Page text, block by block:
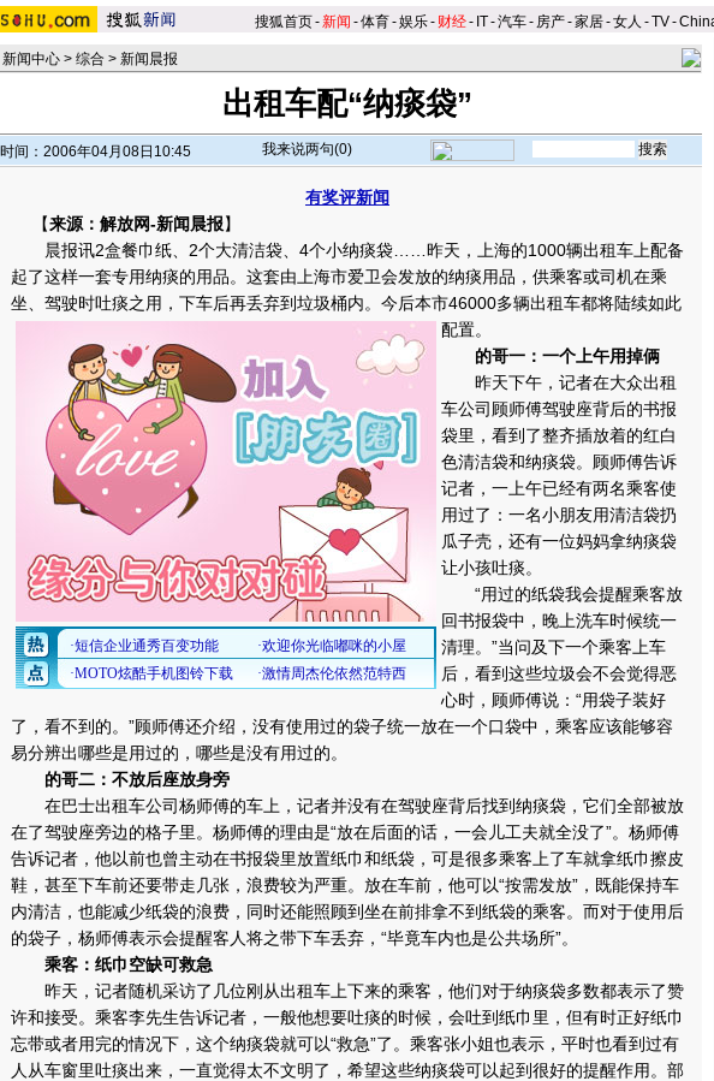
搜狐首页-新闻 -体育-娱乐- 财经- IT-汽车- 房产-家居-女人 -TV-
新闻中心 > 综合 > 新闻晨报
出租车配“纳痰袋”
时间：2006年04月08日10:45 我来说两句(0)
有奖评新闻
【来源：解放网-新闻晨报】
晨报讯2盒餐巾纸、2个大清洁袋、4个小纳痰袋……昨天，上海的1000辆出租车上配备
起了这样一套专用纳痰的用品。这套由上海市爱卫会发放的纳痰用品，供乘客或司机在乘
坐、驾驶时吐痰之用，下车后再丢弃到垃圾桶内。 今后本市46000多辆出租车都将陆续如此
配置。
的哥一：一个上午用掉俩
昨天下午，记者在大众出租
车公司顾师傅驾驶座背后的书报
袋里，看到了整齐插放着的红白
色清洁袋和纳痰袋。顾师傅告诉
记者，一上午已经有两名乘客使
用过了：一名小朋友用清洁袋扔
瓜子壳，还有一位妈妈拿纳痰袋
让小孩吐痰。
“用过的纸袋我会提醒乘客放
回书报袋中，晚上洗车时候统一
清理。”当问及下一个乘客上车
后，看到这些垃圾会不会觉得恶
心时，顾师傅说：“用袋子装好
了，看不到的。”顾师傅还介绍，没有使用过的袋子统一放在一个口袋中，乘客应该能够容
易分辨出哪些是用过的，哪些是没有用过的。
的哥二：不放后座放身旁
在巴士出租车公司杨师傅的车上，记者并没有在驾驶座背后找到纳痰袋，它们全部被放
在了驾驶座旁边的格子里。杨师傅的理由是“放在后面的话，一会儿工夫就全没了”。杨师傅
告诉记者，他以前也曾主动在书报袋里放置纸巾和纸袋，可是很多乘客上了车就拿纸巾擦皮
鞋，甚至下车前还要带走几张，浪费较为严重。放在车前，他可以“按需发放”，既能保持车
内清洁，也能减少纸袋的浪费，同时还能照顾到坐在前排拿不到纸袋的乘客。而对于使用后
的袋子，杨师傅表示会提醒客人将之带下车丢弃，“毕竟车内也是公共场所”。
乘客：纸巾空缺可救急
昨天，记者随机采访了几位刚从出租车上下来的乘客，他们对于纳痰袋多数都表示了赞
许和接受。乘客李先生告诉记者，一般他想要吐痰的时候，会吐到纸巾里，但有时正好纸巾
忘带或者用完的情况下，这个纳痰袋就可以“救急”了。乘客张小姐也表示，平时也看到过有
人从车窗里吐痰出来，一直觉得太不文明了，希望这些纳痰袋可以起到很好的提醒作用。部